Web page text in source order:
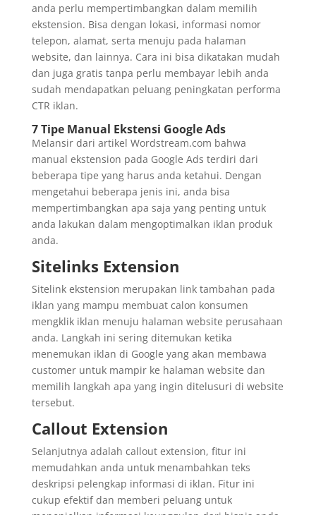
anda perlu mempertimbangkan dalam memilih
ekstension. Bisa dengan lokasi, informasi nomor
telepon, alamat, serta menuju pada halaman
website, dan lainnya. Cara ini bisa dikatakan mudah
dan juga gratis tanpa perlu membayar lebih anda
sudah mendapatkan peluang peningkatan performa
CTR iklan.
7 Tipe Manual Ekstensi Google Ads
Melansir dari artikel Wordstream.com bahwa
manual ekstension pada Google Ads terdiri dari
beberapa tipe yang harus anda ketahui. Dengan
mengetahui beberapa jenis ini, anda bisa
mempertimbangkan apa saja yang penting untuk
anda lakukan dalam mengoptimalkan iklan produk
anda.
Sitelinks Extension
Sitelink ekstension merupakan link tambahan pada
iklan yang mampu membuat calon konsumen
mengklik iklan menuju halaman website perusahaan
anda. Langkah ini sering ditemukan ketika
menemukan iklan di Google yang akan membawa
customer untuk mampir ke halaman website dan
memilih langkah apa yang ingin ditelusuri di website
tersebut.
Callout Extension
Selanjutnya adalah callout extension, fitur ini
memudahkan anda untuk menambahkan teks
deskripsi pelengkap informasi di iklan. Fitur ini
cukup efektif dan memberi peluang untuk